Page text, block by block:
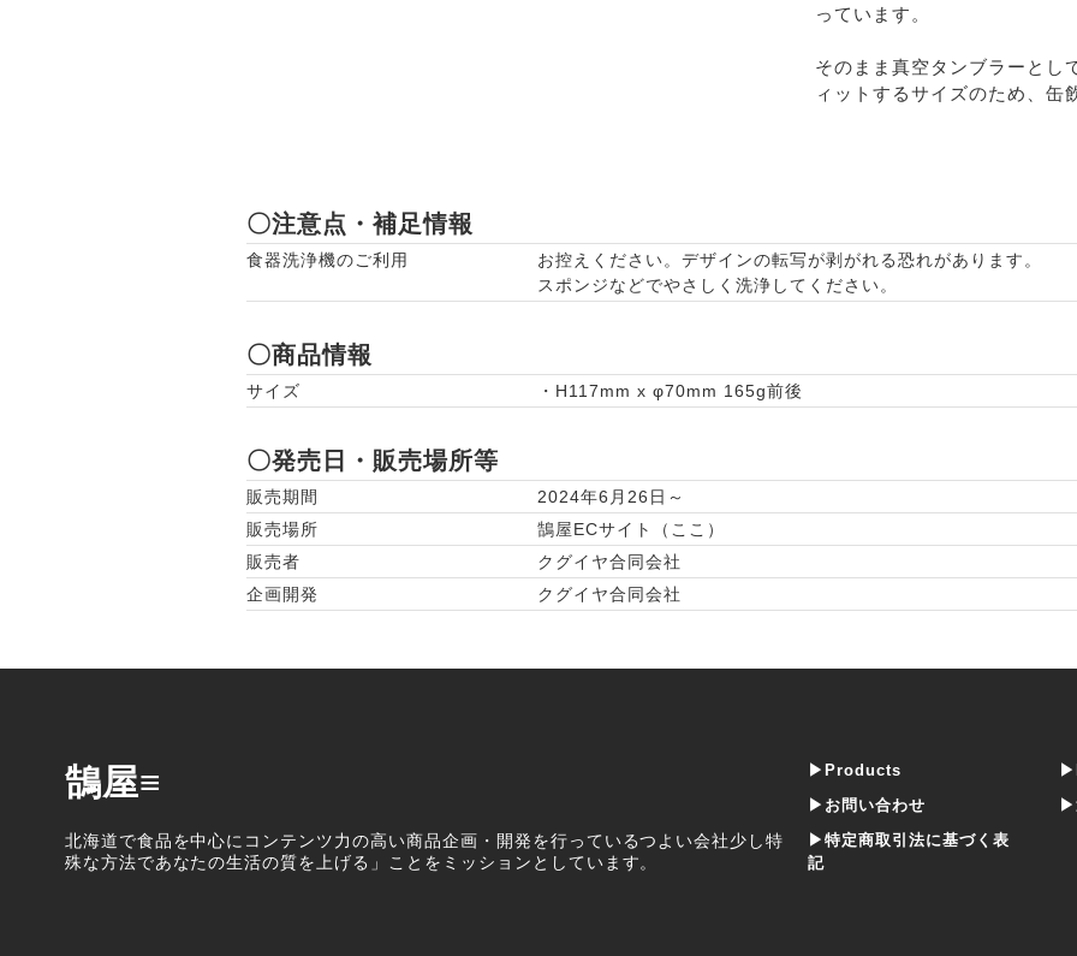
っています。
そのまま真空タンブラーとし
ィットするサイズのため、缶
〇注意点・補足情報
食器洗浄機のご利用
お控えください。デザインの転写が剥がれる恐れがあります。
スポンジなどでやさしく洗浄してください。
〇商品情報
サイズ ・H117mm x φ70mm 165g前後
〇発売日・販売場所等
販売期間
2024年6月26日～
販売場所
鵠屋ECサイト（ここ）
販売者
クグイヤ合同会社
企画開発
クグイヤ合同会社
鵠屋≡
北海道で食品を中心にコンテンツ力の高い商品企画・開発を行っているつよい会社少し特
殊な方法であなたの生活の質を上げる」ことをミッションとしています。
▶Products
▶お問い合わせ
▶
▶特定商取引法に基づく表
記